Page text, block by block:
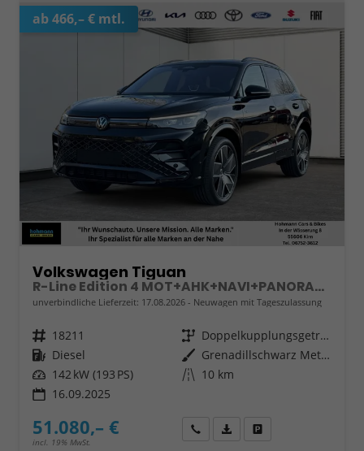
ab 466,– € mtl.
Volkswagen Tiguan
R-Line Edition 4 MOT+AHK+NAVI+PANORAMA+EL.HECK.+20"ALU
unverbindliche Lieferzeit: 17.08.2026 Neuwagen mit Tageszulassung
Fahrzeugnr. 18211 Getriebe
Doppelkupplungsgetriebe (DSG)
Kraftstoff Diesel Außenfarbe
Grenadillschwarz Metallic
Leistung 142 kW (193 PS) Kilometerstand 10 km
16.09.2025
51.080,– €
incl. 19% MwSt.
Wir rufen Sie anFahrzeugexposé (PDF)